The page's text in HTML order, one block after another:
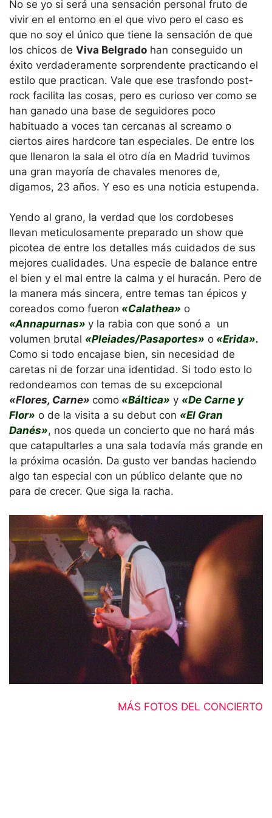
No se yo si será una sensación personal fruto de
vivir en el entorno en el que vivo pero el caso es
que no soy el único que tiene la sensación de que
los chicos de Viva Belgrado han conseguido un
éxito verdaderamente sorprendente practicando el
estilo que practican. Vale que ese trasfondo post-
rock facilita las cosas, pero es curioso ver como se
han ganado una base de seguidores poco
habituado a voces tan cercanas al screamo o
ciertos aires hardcore tan especiales. De entre los
que llenaron la sala el otro día en Madrid tuvimos
una gran mayoría de chavales menores de,
digamos, 23 años. Y eso es una noticia estupenda.
Yendo al grano, la verdad que los cordobeses
llevan meticulosamente preparado un show que
picotea de entre los detalles más cuidados de sus
mejores cualidades. Una especie de balance entre
el bien y el mal entre la calma y el huracán. Pero de
la manera más sincera, entre temas tan épicos y
coreados como fueron «Calathea» o
«Annapurnas» y la rabia con que sonó a un
volumen brutal «Pleiades/Pasaportes» o «Erida».
Como si todo encajase bien, sin necesidad de
caretas ni de forzar una identidad. Si todo esto lo
redondeamos con temas de su excepcional
«Flores, Carne» como «Báltica» y «De Carne y
Flor» o de la visita a su debut con «El Gran
Danés», nos queda un concierto que no hará más
que catapultarles a una sala todavía más grande en
la próxima ocasión. Da gusto ver bandas haciendo
algo tan especial con un público delante que no
para de crecer. Que siga la racha.
MÁS FOTOS DEL CONCIERTO